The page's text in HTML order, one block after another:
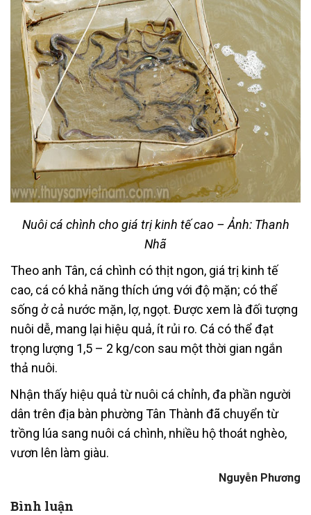
Nuôi cá chình cho giá trị kinh tế cao – Ảnh: Thanh
Nhã
Theo anh Tân, cá chình có thịt ngon, giá trị kinh tế
cao, cá có khả năng thích ứng với độ mặn; có thể
sống ở cả nước mặn, lợ, ngọt. Được xem là đối tượng
nuôi dễ, mang lại hiệu quả, ít rủi ro. Cá có thể đạt
trọng lượng 1,5 – 2 kg/con sau một thời gian ngắn
thả nuôi.
Nhận thấy hiệu quả từ nuôi cá chỉnh, đa phần người
dân trên địa bàn phường Tân Thành đã chuyển từ
trồng lúa sang nuôi cá chình, nhiều hộ thoát nghèo,
vươn lên làm giàu.
Nguyễn Phương
Bình luận